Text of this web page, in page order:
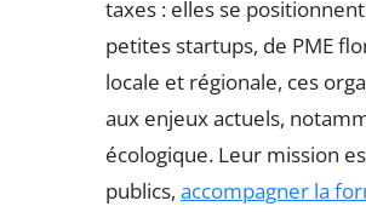
taxes : elles se
petites startups, de PME
locale et régionale, ces
aux enjeux actuels,
écologique. Leur mission
publics, accompagner la